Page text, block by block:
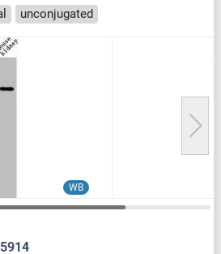
unconjugated
WB